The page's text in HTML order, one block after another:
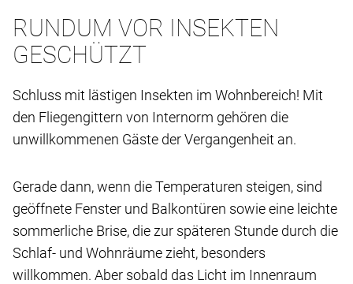
RUNDUM VOR INSEKTEN
GESCHÜTZT
Schluss mit lästigen Insekten im Wohnbereich! Mit
den Fliegengittern von Internorm gehören die
unwillkommenen Gäste der Vergangenheit an.
Gerade dann, wenn die Temperaturen steigen, sind
geöffnete Fenster und Balkontüren sowie eine leichte
sommerliche Brise, die zur späteren Stunde durch die
Schlaf- und Wohnräume zieht, besonders
willkommen. Aber sobald das Licht im Innenraum